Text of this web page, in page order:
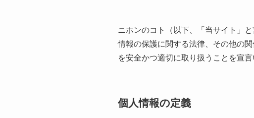
ニホンのコト（以下、「当サイト」
情報の保護に関する法律、その他の
を安全かつ適切に取り扱うことを宣言
個人情報の定義